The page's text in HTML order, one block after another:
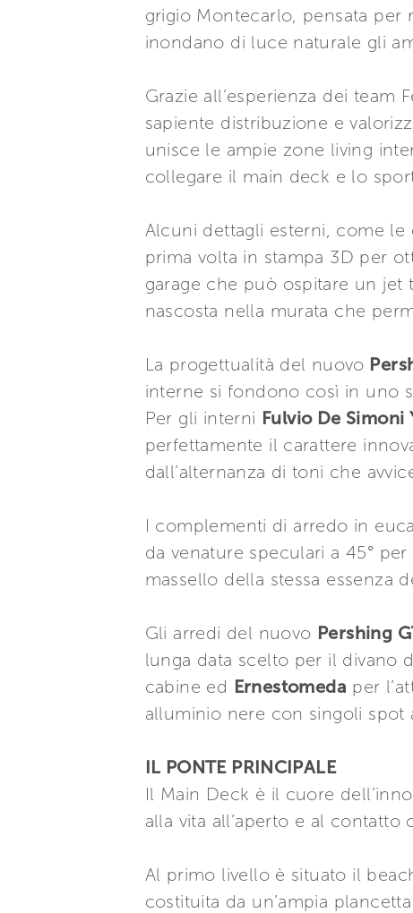
grigio Montecarlo, pensata per
inondano di luce naturale gli
Grazie all’esperienza dei team
sapiente distribuzione e
unisce le ampie zone living
collegare il main deck e lo
Alcuni dettagli esterni, come le
prima volta in stampa 3D per
garage che può ospitare un
nascosta nella murata che
La progettualità del nuovo
interne si fondono così in uno
Per gli interni Fulvio De Simoni
perfettamente il carattere
dall’alternanza di toni che
I complementi di arredo in
da venature speculari a 45°
massello della stessa essenza
Gli arredi del nuovo Pershing
lunga data scelto per il divano
cabine ed Ernestomeda per
alluminio nere con singoli spot
IL PONTE PRINCIPALE
Il Main Deck è il cuore
alla vita all’aperto e al
Al primo livello è situato il
costituita da un’ampia